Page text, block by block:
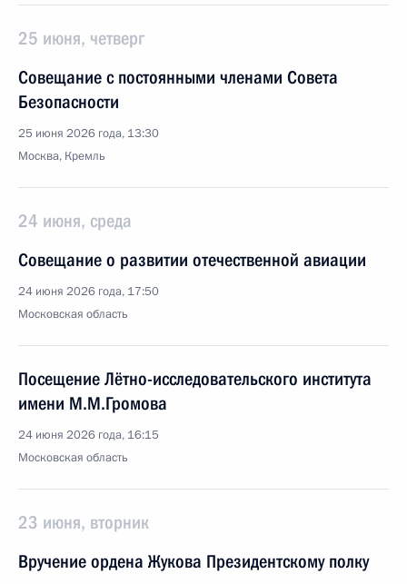
25 июня, четверг
Совещание с постоянными членами Совета
Безопасности
25 июня 2026 года, 13:30
Москва, Кремль
24 июня, среда
Совещание о развитии отечественной авиации
24 июня 2026 года, 17:50
Московская область
Посещение Лётно-исследовательского института
имени М.М.Громова
24 июня 2026 года, 16:15
Московская область
23 июня, вторник
Вручение ордена Жукова Президентскому полку